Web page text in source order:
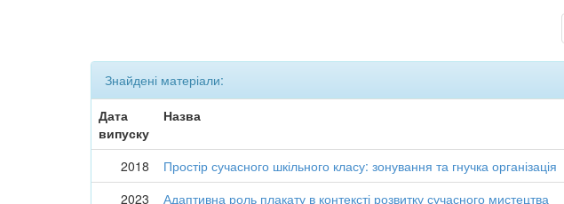
Знайдені матеріали:
Дата
випуску
Назва
2018 Простір сучасного шкільного класу: зонування та гнучка організація
2023
Адаптивна роль плакату в контексті розвитку сучасного мистецтва